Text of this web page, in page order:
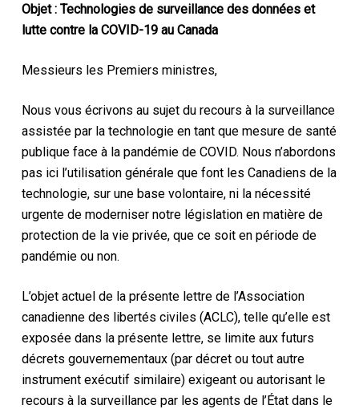
Objet : Technologies de surveillance des données et
lutte contre la COVID-19 au Canada
Messieurs les Premiers ministres,
Nous vous écrivons au sujet du recours à la surveillance
assistée par la technologie en tant que mesure de santé
publique face à la pandémie de COVID. Nous n’abordons
pas ici l’utilisation générale que font les Canadiens de la
technologie, sur une base volontaire, ni la nécessité
urgente de moderniser notre législation en matière de
protection de la vie privée, que ce soit en période de
pandémie ou non.
L’objet actuel de la présente lettre de l’Association
canadienne des libertés civiles (ACLC), telle qu’elle est
exposée dans la présente lettre, se limite aux futurs
décrets gouvernementaux (par décret ou tout autre
instrument exécutif similaire) exigeant ou autorisant le
recours à la surveillance par les agents de l’État dans le